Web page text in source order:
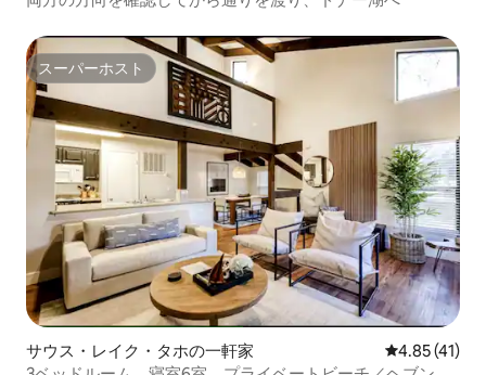
スーパーホスト
スーパーホスト
サウス・レイク・タホの一軒家 レビュー41
4.85 (41)